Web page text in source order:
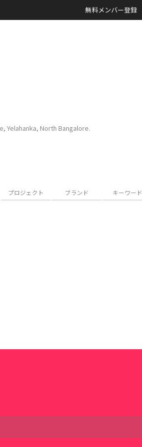
無料メンバー登録
Yelahanka, North Bangalore.
プロジェクト ブランド キーワード